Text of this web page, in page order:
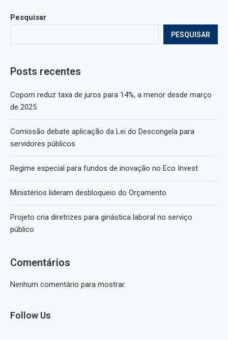
Pesquisar
PESQUISAR
Posts recentes
Copom reduz taxa de juros para 14%, a menor desde março
de 2025
Comissão debate aplicação da Lei do Descongela para
servidores públicos
Regime especial para fundos de inovação no Eco Invest
Ministérios lideram desbloqueio do Orçamento
Projeto cria diretrizes para ginástica laboral no serviço
público
Comentários
Nenhum comentário para mostrar.
Follow Us